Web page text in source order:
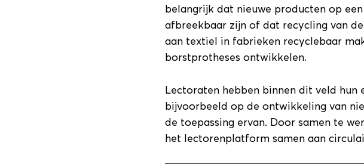
belangrijk dat nieuwe producten op
afbreekbaar zijn of dat recycling van
aan textiel in fabrieken recyclebaar
borstprotheses ontwikkelen.
Lectoraten hebben binnen dit veld
bijvoorbeeld op de ontwikkeling van
de toepassing ervan. Door samen te
het lectorenplatform samen aan